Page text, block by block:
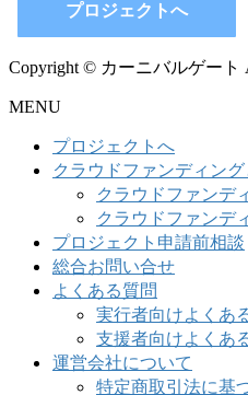
プロジェクトへ
Copyright © カーニバルゲート
MENU
プロジェクトへ
クラウドファンディン
クラウドファンデ
クラウドファンデ
プロジェクト申請前相談
総合お問い合せ
よくある質問
実行者向けよくあ
支援者向けよくあ
運営会社について
特定商取引法に基